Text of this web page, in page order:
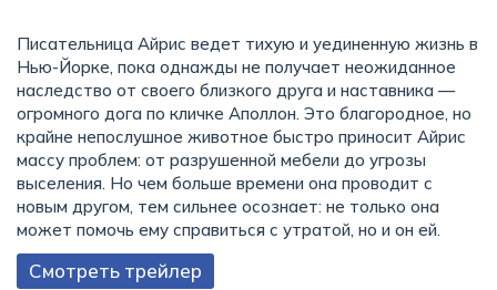
Писательница Айрис ведет тихую и уединенную жизнь в
Нью-Йорке, пока однажды не получает неожиданное
наследство от своего близкого друга и наставника —
огромного дога по кличке Аполлон. Это благородное, но
крайне непослушное животное быстро приносит Айрис
массу проблем: от разрушенной мебели до угрозы
выселения. Но чем больше времени она проводит с
новым другом, тем сильнее осознает: не только она
может помочь ему справиться с утратой, но и он ей.
Смотреть трейлер